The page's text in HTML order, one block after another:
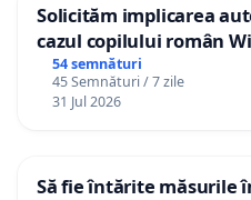
Solicităm implicarea
cazul copilului român
Gheorghe, aflat în
12 ani
54 semnături
45 Semnături / 7 zile
31 Jul 2026
Să fie întărite măsurile